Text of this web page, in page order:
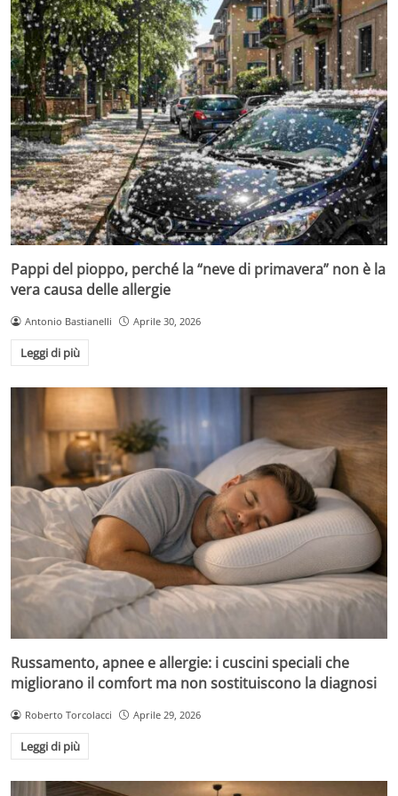
Pappi del pioppo, perché la “neve di primavera” non è la
vera causa delle allergie
Antonio Bastianelli Aprile 30, 2026
Leggi di più
Russamento, apnee e allergie: i cuscini speciali che
migliorano il comfort ma non sostituiscono la diagnosi
Roberto Torcolacci Aprile 29, 2026
Leggi di più